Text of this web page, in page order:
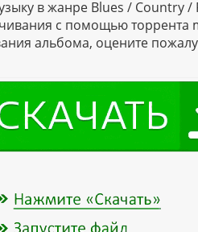
в жанре Blues / Country
с помощью
альбома, оцените